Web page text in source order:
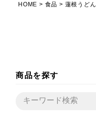
HOME 食品 蓮根うどん
商品を探す